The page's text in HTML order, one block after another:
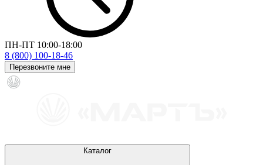
ПН-ПТ 10:00-18:00
8 (800) 100-18-46
Перезвоните мне
Каталог